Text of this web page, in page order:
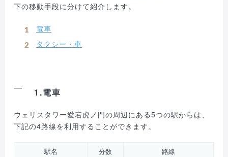
下の移動手段に分けて紹介します。
電車
タクシー・車
1.電車
ウェリスタワー愛宕虎ノ門の周辺にある5つの駅からは、
下記の4路線を利用することができます。
駅名 分数
路線